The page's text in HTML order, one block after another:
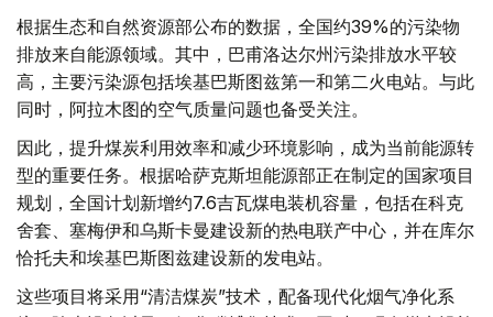
根据生态和自然资源部公布的数据，全国约39%的污染物
排放来自能源领域。其中，巴甫洛达尔州污染排放水平较
高，主要污染源包括埃基巴斯图兹第一和第二火电站。与此
同时，阿拉木图的空气质量问题也备受关注。
因此，提升煤炭利用效率和减少环境影响，成为当前能源转
型的重要任务。根据哈萨克斯坦能源部正在制定的国家项目
规划，全国计划新增约7.6吉瓦煤电装机容量，包括在科克
舍套、塞梅伊和乌斯卡曼建设新的热电联产中心，并在库尔
恰托夫和埃基巴斯图兹建设新的发电站。
这些项目将采用“清洁煤炭”技术，配备现代化烟气净化系